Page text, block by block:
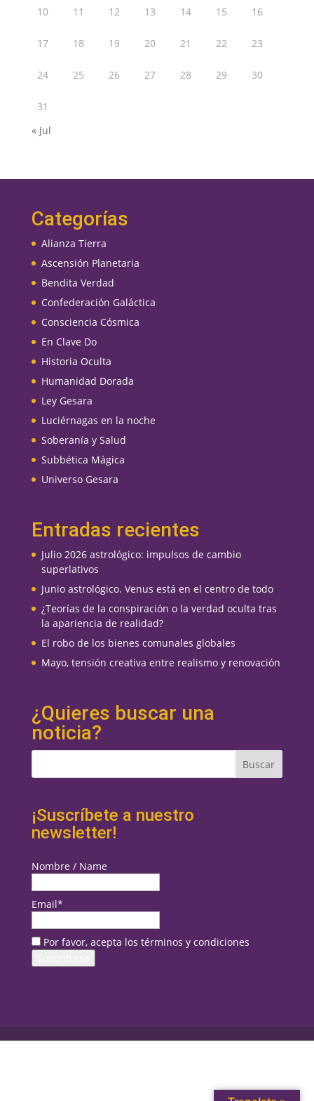
10 11 12 13 14 15 16
17 18 19 20 21 22 23
24 25 26 27 28 29 30
31
« Jul
Categorías
Alianza Tierra
Ascensión Planetaria
Bendita Verdad
Confederación Galáctica
Consciencia Cósmica
En Clave Do
Historia Oculta
Humanidad Dorada
Ley Gesara
Luciérnagas en la noche
Soberanía y Salud
Subbética Mágica
Universo Gesara
Entradas recientes
Julio 2026 astrológico: impulsos de cambio
superlativos
Junio astrológico. Venus está en el centro de todo
¿Teorías de la conspiración o la verdad oculta tras
la apariencia de realidad?
El robo de los bienes comunales globales
Mayo, tensión creativa entre realismo y renovación
¿Quieres buscar una
noticia?
¡Suscríbete a nuestro
newsletter!
Nombre / Name
Email*
Por favor, acepta los términos y condiciones